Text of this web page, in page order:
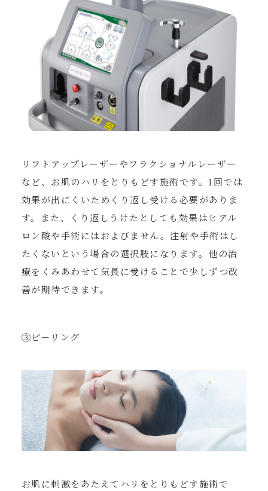
リフトアップレーザーやフラクショナルレーザー
など、お肌のハリをとりもどす施術です。1回では
効果が出にくいためくり返し受ける必要がありま
す。また、くり返しうけたとしても効果はヒアル
ロン酸や手術にはおよびません。注射や手術はし
たくないという場合の選択肢になります。他の治
療をくみあわせて気長に受けることで少しずつ改
善が期待できます。
③ピーリング
お肌に刺激をあたえてハリをとりもどす施術で